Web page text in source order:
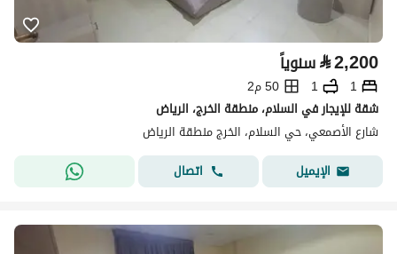
⃁2,200 سنوياً
1
1
50 م2
شقة للإيجار في السلام، منطقة الخرج، الرياض
شارع الأصمعي، حي السلام، الخرج منطقة الرياض
الإيميل
اتصال